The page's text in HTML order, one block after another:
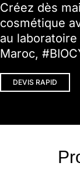
Créez dès
cosmétique
au
Maroc,
DEVIS RAPID